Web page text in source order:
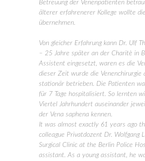
Betreuung der Venenpatienten
älterer erfahrenerer Kollege wollte
übernehmen.
Von gleicher Erfahrung kann Dr. Ulf
– 25 Jahre später an der Charitè in
Assistent eingesetzt, waren es die
dieser Zeit wurde die Venenchirurgie
stationär betrieben. Die Patienten
für 7 Tage hospitalisiert. So lernten
Viertel Jahrhundert auseinander
der Vena saphena kennen.
It was almost exactly 61 years ago
colleague Privatdozent Dr. Wolfgang
Surgical Clinic at the Berlin Police
assistant. As a young assistant, he